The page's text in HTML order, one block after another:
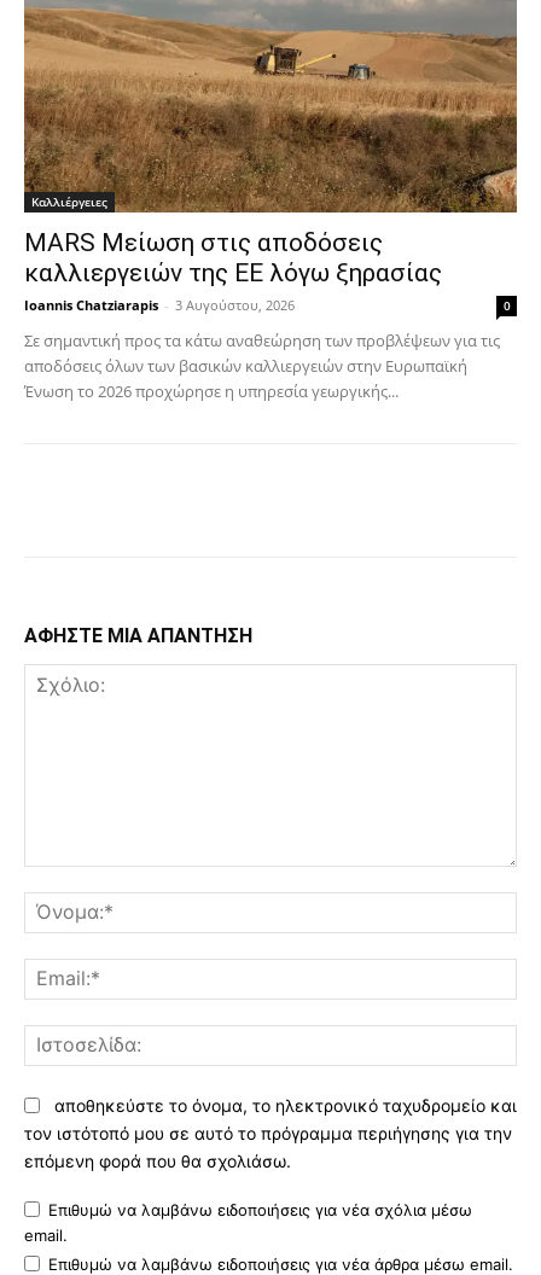
Καλλιέργειες
MARS Μείωση στις αποδόσεις
καλλιεργειών της ΕΕ λόγω ξηρασίας
Ioannis Chatziarapis - 3 Αυγούστου, 2026 0
Σε σημαντική προς τα κάτω αναθεώρηση των προβλέψεων για τις
αποδόσεις όλων των βασικών καλλιεργειών στην Ευρωπαϊκή
Ένωση το 2026 προχώρησε η υπηρεσία γεωργικής...
ΑΦΗΣΤΕ ΜΙΑ ΑΠΑΝΤΗΣΗ
αποθηκεύστε το όνομα, το ηλεκτρονικό ταχυδρομείο και
τον ιστότοπό μου σε αυτό το πρόγραμμα περιήγησης για την
επόμενη φορά που θα σχολιάσω.
Επιθυμώ να λαμβάνω ειδοποιήσεις για νέα σχόλια μέσω
email.
Επιθυμώ να λαμβάνω ειδοποιήσεις για νέα άρθρα μέσω email.